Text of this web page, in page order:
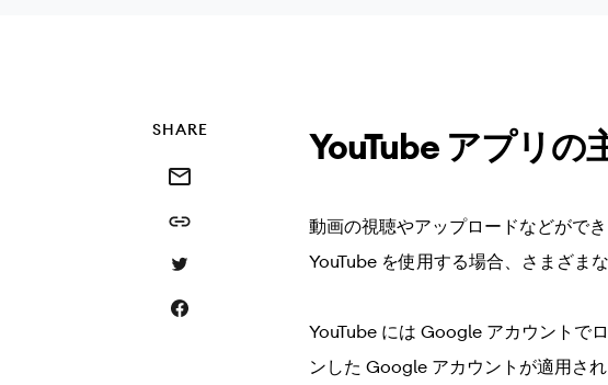
SHARE
Share this via email
Share this link
Share this via Twitter
Share this on Facebook
YouTube アプリの
動画の視聴やアップロードなどがで
YouTube を使用する場合、さまざま
YouTube には Google アカウントで
ンした Google アカウントが適用さ